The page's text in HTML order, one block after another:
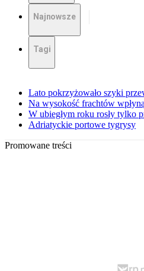
Najnowsze
Tagi
Lato pokrzyżowało szyki
Na wysokość frachtów
W ubiegłym roku rosły tylko
Adriatyckie portowe tygrysy
Promowane treści